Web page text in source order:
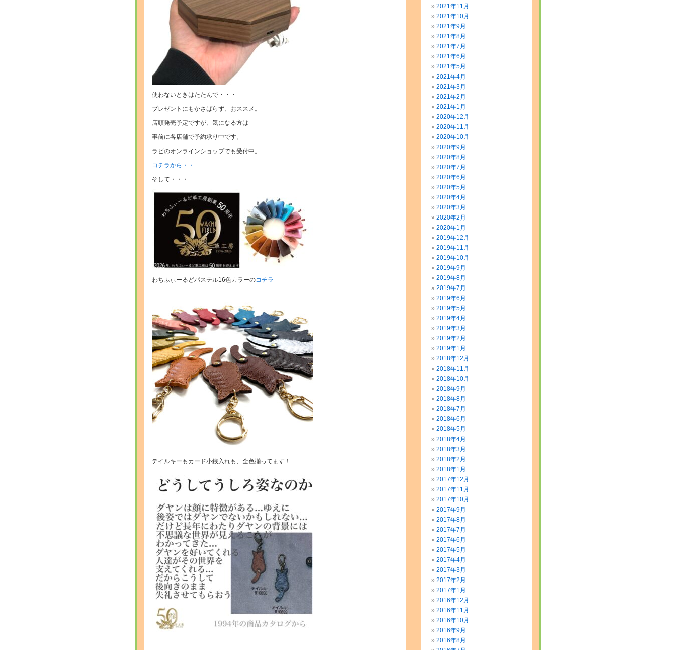
使わないときはたたんで・・・
プレゼントにもかさばらず、おススメ。
店頭発売予定ですが、気になる方は
事前に各店舗で予約承り中です。
ラビのオンラインショップでも受付中。
コチラから・・
そして・・・
わちふぃーるどパステル16色カラーのコチラ
テイルキーもカード小銭入れも、全色揃ってます！
2021年11月
2021年10月
2021年9月
2021年8月
2021年7月
2021年6月
2021年5月
2021年4月
2021年3月
2021年2月
2021年1月
2020年12月
2020年11月
2020年10月
2020年9月
2020年8月
2020年7月
2020年6月
2020年5月
2020年4月
2020年3月
2020年2月
2020年1月
2019年12月
2019年11月
2019年10月
2019年9月
2019年8月
2019年7月
2019年6月
2019年5月
2019年4月
2019年3月
2019年2月
2019年1月
2018年12月
2018年11月
2018年10月
2018年9月
2018年8月
2018年7月
2018年6月
2018年5月
2018年4月
2018年3月
2018年2月
2018年1月
2017年12月
2017年11月
2017年10月
2017年9月
2017年8月
2017年7月
2017年6月
2017年5月
2017年4月
2017年3月
2017年2月
2017年1月
2016年12月
2016年11月
2016年10月
2016年9月
2016年8月